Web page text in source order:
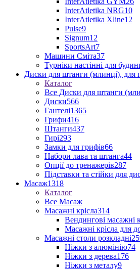
InterAtletika NRG10
InterAtletika Xline12
Pulse9
Signum12
SportsArt7
Машини Сміта37
Турніки настінні для
Диски для штанги (млинці), для
Каталог
Все Диски для штанги
Диски566
Гантелі1365
Грифи416
Штанги437
Гирі293
Замки для грифів66
Набори лава та штанга44
Опції до тренажерів287
Підставки та стійки для
Масаж1318
Каталог
Все Масаж
Масажні крісла314
Вендингові масажні
Масажні крісла для
Масажні столи розкладні
Ніжки з алюмінію74
Ніжки з дерева176
Ніжки з металу9